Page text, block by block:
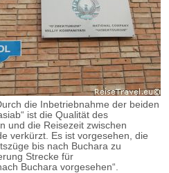
die Inbetriebnahme der beiden
ist die Qualität des
und die Reisezeit zwischen
verkürzt. Es ist vorgesehen, die
bis nach Buchara zu
Strecke für
Buchara vorgesehen“.